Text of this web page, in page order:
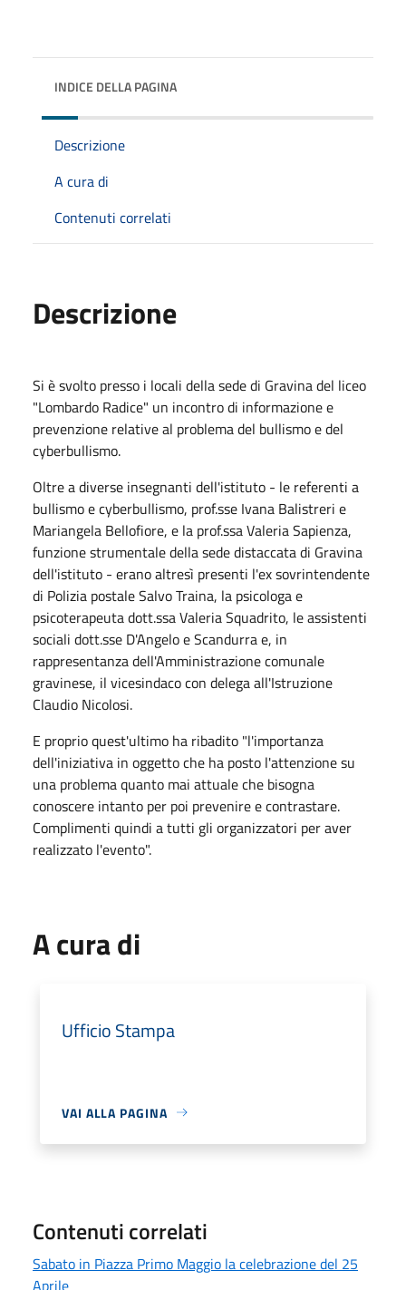
INDICE DELLA PAGINA
Descrizione
A cura di
Contenuti correlati
Descrizione
Si è svolto presso i locali della sede di Gravina del liceo
"Lombardo Radice" un incontro di informazione e
prevenzione relative al problema del bullismo e del
cyberbullismo.
Oltre a diverse insegnanti dell'istituto - le referenti a
bullismo e cyberbullismo, prof.sse Ivana Balistreri e
Mariangela Bellofiore, e la prof.ssa Valeria Sapienza,
funzione strumentale della sede distaccata di Gravina
dell'istituto - erano altresì presenti l'ex sovrintendente
di Polizia postale Salvo Traina, la psicologa e
psicoterapeuta dott.ssa Valeria Squadrito, le assistenti
sociali dott.sse D'Angelo e Scandurra e, in
rappresentanza dell'Amministrazione comunale
gravinese, il vicesindaco con delega all'Istruzione
Claudio Nicolosi.
E proprio quest'ultimo ha ribadito "l'importanza
dell'iniziativa in oggetto che ha posto l'attenzione su
una problema quanto mai attuale che bisogna
conoscere intanto per poi prevenire e contrastare.
Complimenti quindi a tutti gli organizzatori per aver
realizzato l'evento".
A cura di
Ufficio Stampa
VAI ALLA PAGINA
Contenuti correlati
Sabato in Piazza Primo Maggio la celebrazione del 25
Aprile